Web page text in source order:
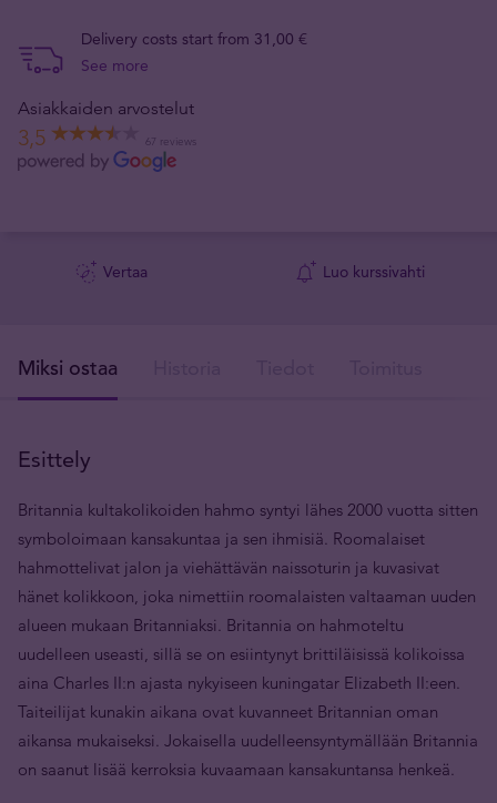
Delivery costs start from 31,00 €
See more
Asiakkaiden arvostelut
3,5 67 reviews
Vertaa Luo kurssivahti
Miksi ostaa
Esittely
Britannia kultakolikoiden hahmo syntyi lähes 2000 vuotta sitten
symboloimaan kansakuntaa ja sen ihmisiä. Roomalaiset
hahmottelivat jalon ja viehättävän naissoturin ja kuvasivat
hänet kolikkoon, joka nimettiin roomalaisten valtaaman uuden
alueen mukaan Britanniaksi. Britannia on hahmoteltu
uudelleen useasti, sillä se on esiintynyt brittiläisissä kolikoissa
aina Charles II:n ajasta nykyiseen kuningatar Elizabeth II:een.
Taiteilijat kunakin aikana ovat kuvanneet Britannian oman
aikansa mukaiseksi. Jokaisella uudelleensyntymällään Britannia
on saanut lisää kerroksia kuvaamaan kansakuntansa henkeä.